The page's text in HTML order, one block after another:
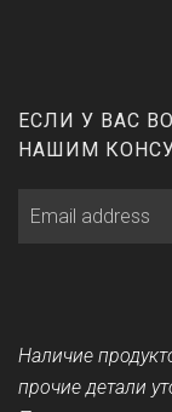
ЕСЛИ У ВАС
НАШИМ
Наличие
прочие детали